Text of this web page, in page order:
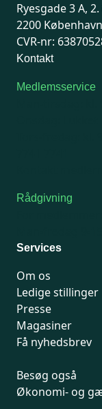
Ryesgade 3 A,
2200
CVR-nr:
Kontakt
Medlemsservice
Rådgivning
Services
Om os
Ledige stillinger
Presse
Magasiner
Få nyhedsbrev
Besøg også
Økonomi- og